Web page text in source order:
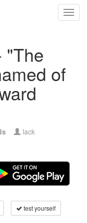
"The
of
lack
test yourself